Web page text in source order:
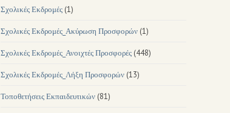
Σχολικές Εκδρομές (1)
Σχολικές Εκδρομές_Ακύρωση Προσφορών (1)
Σχολικές Εκδρομές_Ανοιχτές Προσφορές (448)
Σχολικές Εκδρομές_Λήξη Προσφορών (13)
Τοποθετήσεις Εκπαιδευτικών (81)